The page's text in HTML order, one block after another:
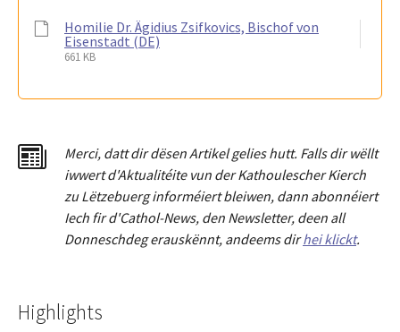
Homilie Dr. Ägidius Zsifkovics, Bischof von
Eisenstadt (DE)
661 KB
Merci, dattdir dësen Artikel gelies hutt. Falls dir wëllt
iwwert d'Aktualitéite vun der Kathoulescher Kierch
zu Lëtzebuerg informéiert bleiwen, dann abonnéiert
Iech fir d'Cathol-News, den Newsletter, deen all
Donneschdeg erauskënnt, andeems dirhei klickt.
Highlights